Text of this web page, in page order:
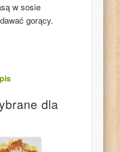
w sosie
gorący.
dla